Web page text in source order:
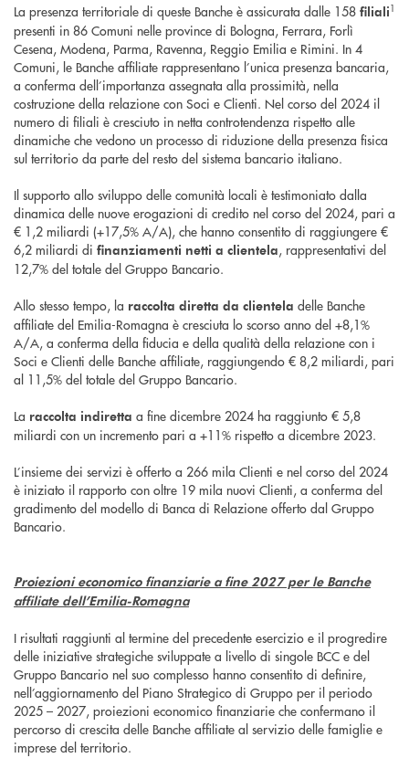
La presenza territoriale di queste Banche è assicurata dalle 158 filiali1
presenti in 86 Comuni nelle province di Bologna, Ferrara, Forlì
Cesena, Modena, Parma, Ravenna, Reggio Emilia e Rimini. In 4
Comuni, le Banche affiliate rappresentano l’unica presenza bancaria,
a conferma dell’importanza assegnata alla prossimità, nella
costruzione della relazione con Soci e Clienti. Nel corso del 2024 il
numero di filiali è cresciuto in netta controtendenza rispetto alle
dinamiche che vedono un processo di riduzione della presenza fisica
sul territorio da parte del resto del sistema bancario italiano.
Il supporto allo sviluppo delle comunità locali è testimoniato dalla
dinamica delle nuove erogazioni di credito nel corso del 2024, pari a
€ 1,2 miliardi (+17,5% A/A), che hanno consentito di raggiungere €
6,2 miliardi di finanziamenti netti a clientela, rappresentativi del
12,7% del totale del Gruppo Bancario.
Allo stesso tempo, la raccolta diretta da clientela delle Banche
affiliate del Emilia-Romagna è cresciuta lo scorso anno del +8,1%
A/A, a conferma della fiducia e della qualità della relazione con i
Soci e Clienti delle Banche affiliate, raggiungendo € 8,2 miliardi, pari
al 11,5% del totale del Gruppo Bancario.
La raccolta indiretta a fine dicembre 2024 ha raggiunto € 5,8
miliardi con un incremento pari a +11% rispetto a dicembre 2023.
L’insieme dei servizi è offerto a 266 mila Clienti e nel corso del 2024
è iniziato il rapporto con oltre 19 mila nuovi Clienti, a conferma del
gradimento del modello di Banca di Relazione offerto dal Gruppo
Bancario.
Proiezioni economico finanziarie a fine 2027 per le Banche
affiliate dell’Emilia-Romagna
I risultati raggiunti al termine del precedente esercizio e il progredire
delle iniziative strategiche sviluppate a livello di singole BCC e del
Gruppo Bancario nel suo complesso hanno consentito di definire,
nell’aggiornamento del Piano Strategico di Gruppo per il periodo
2025 – 2027, proiezioni economico finanziarie che confermano il
percorso di crescita delle Banche affiliate al servizio delle famiglie e
imprese del territorio.